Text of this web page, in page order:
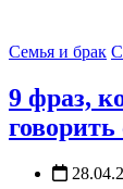
Семья и брак
9 фраз,